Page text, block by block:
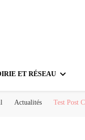
ET RÉSEAU
Actualités Test Post